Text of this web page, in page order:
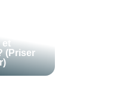
et
(Priser